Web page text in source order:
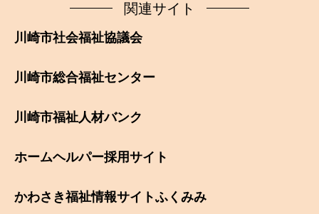
関連サイト
川崎市社会福祉協議会
川崎市総合福祉センター
川崎市福祉人材バンク
ホームヘルパー採用サイト
かわさき福祉情報サイトふくみみ